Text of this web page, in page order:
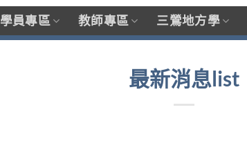
學員專區 教師專區 三鶯地方學
最新消息list